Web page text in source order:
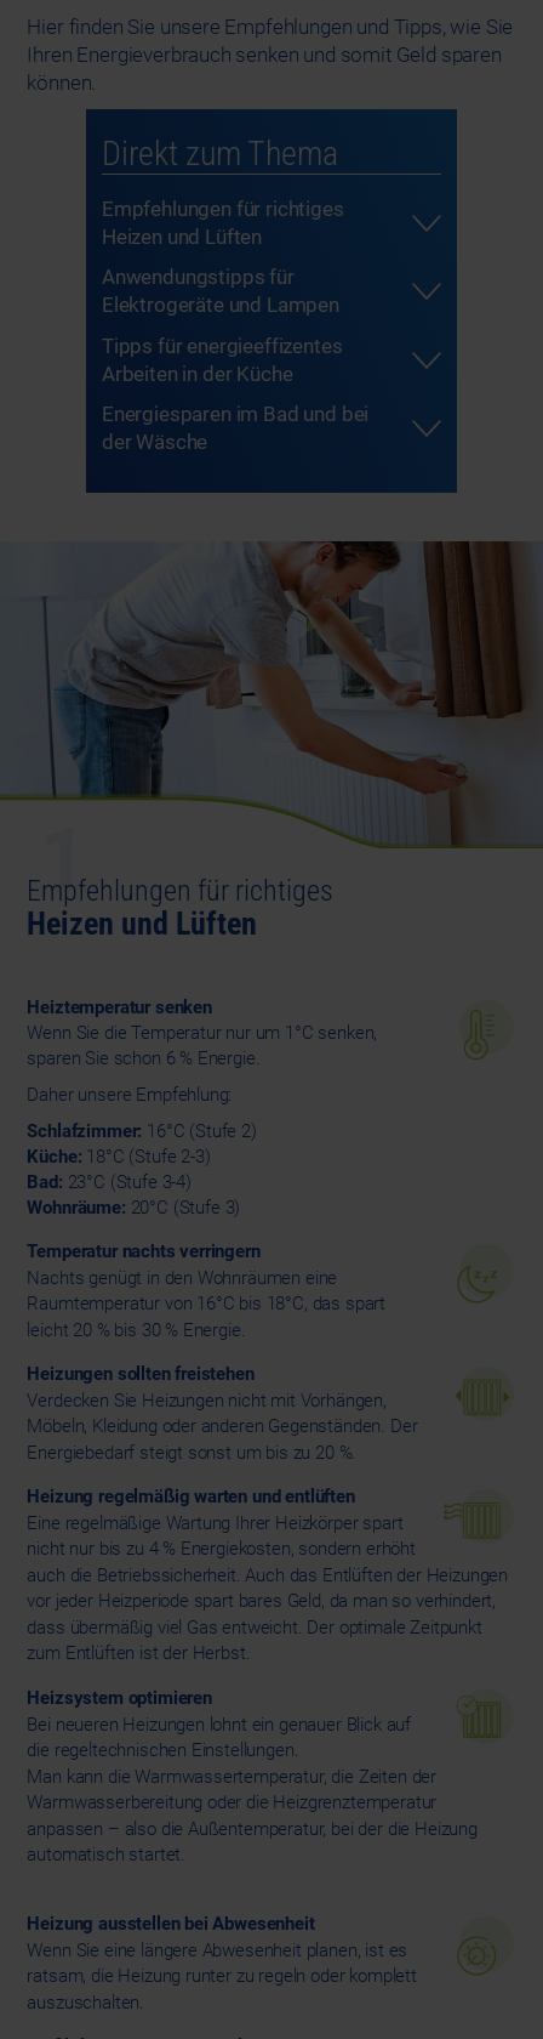
Hier finden Sie unsere Empfehlungen und Tipps, wie Sie
Ihren Energieverbrauch senken und somit Geld sparen
können.
Direkt zum Thema
Empfehlungen für richtiges
Heizen und Lüften
Anwendungstipps für
Elektrogeräte und Lampen
Tipps für energieeffizentes
Arbeiten in der Küche
Energiesparen im Bad und bei
der Wäsche
1
Empfehlungen für richtiges
Heizen und Lüften
Heiztemperatur senken
Wenn Sie die Temperatur nur um 1°C senken,
sparen Sie schon 6 % Energie.
Daher unsere Empfehlung:
Schlafzimmer: 16°C (Stufe 2)
Küche: 18°C (Stufe 2-3)
Bad: 23°C (Stufe 3-4)
Wohnräume: 20°C (Stufe 3)
Temperatur nachts verringern
Nachts genügt in den Wohnräumen eine
Raumtemperatur von 16°C bis 18°C, das spart
leicht 20 % bis 30 % Energie.
Heizungen sollten freistehen
Verdecken Sie Heizungen nicht mit Vorhängen,
Möbeln, Kleidung oder anderen Gegenständen. Der
Energiebedarf steigt sonst um bis zu 20 %.
Heizung regelmäßig warten und entlüften
Eine regelmäßige Wartung Ihrer Heizkörper spart
nicht nur bis zu 4 % Energiekosten, sondern erhöht
auch die Betriebssicherheit. Auch das Entlüften der Heizungen
vor jeder Heizperiode spart bares Geld, da man so verhindert,
dass übermäßig viel Gas entweicht. Der optimale Zeitpunkt
zum Entlüften ist der Herbst.
Heizsystem optimieren
Bei neueren Heizungen lohnt ein genauer Blick auf
die regeltechnischen Einstellungen.
Man kann die Warmwassertemperatur, die Zeiten der
Warmwasserbereitung oder die Heizgrenztemperatur
anpassen – also die Außentemperatur, bei der die Heizung
automatisch startet.
Heizung ausstellen bei Abwesenheit
Wenn Sie eine längere Abwesenheit planen, ist es
ratsam, die Heizung runter zu regeln oder komplett
auszuschalten.